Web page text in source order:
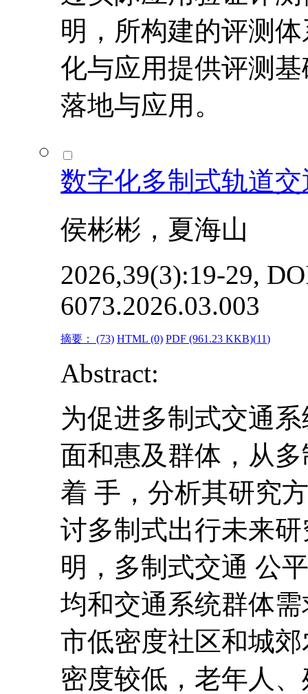
明，所构建的评测
化与应用提供评测
落地与应用。
数字化多制式轨道
侯彬彬，夏海山
2026,39(3):19-29,
6073.2026.03.003
摘要： (73) HTML (0) PDF (961.23 KKB)(11)
Abstract:
为促进多制式交通
面和惠及群体，从
着 手，分析其研究
讨多制式出行未来
明，多制式交通 公
均和交通系统群体
市低密度社区和城
密度较低，老年人